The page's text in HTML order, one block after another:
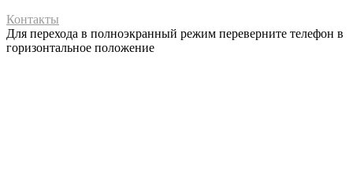
Контакты
Для перехода в полноэкранный режим переверните телефон в
горизонтальное положение